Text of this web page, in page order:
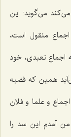
می‌گوید: این
منقول است،
تعبدی، خود
همین كه قضیه
و علما و فلان
آمدم این سد را